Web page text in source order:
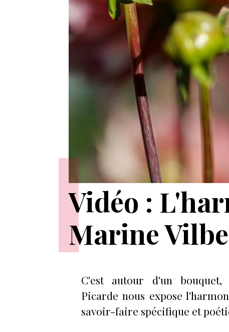
Vidéo :
Marine
C'est autour d'un
Picarde nous expose
savoir-faire spécifique et